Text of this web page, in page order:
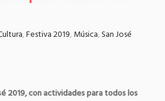
,Festiva 2019,Música,San José
2019, con actividades para todos los